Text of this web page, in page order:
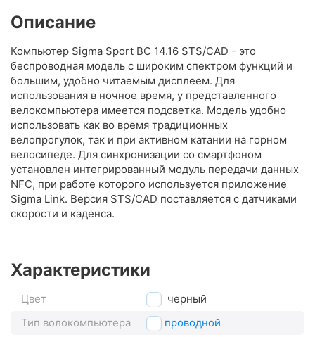
Описание
Компьютер Sigma Sport BC 14.16 STS/CAD - это
беспроводная модель с широким спектром функций и
большим, удобно читаемым дисплеем. Для
использования в ночное время, у представленного
велокомпьютера имеется подсветка. Модель удобно
использовать как во время традиционных
велопрогулок, так и при активном катании на горном
велосипеде. Для синхронизации со смартфоном
установлен интегрированный модуль передачи данных
NFC, при работе которого используется приложение
Sigma Link. Версия STS/CAD поставляется с датчиками
скорости и каденса.
Характеристики
Цвет
черный
Тип волокомпьютера
беспроводной